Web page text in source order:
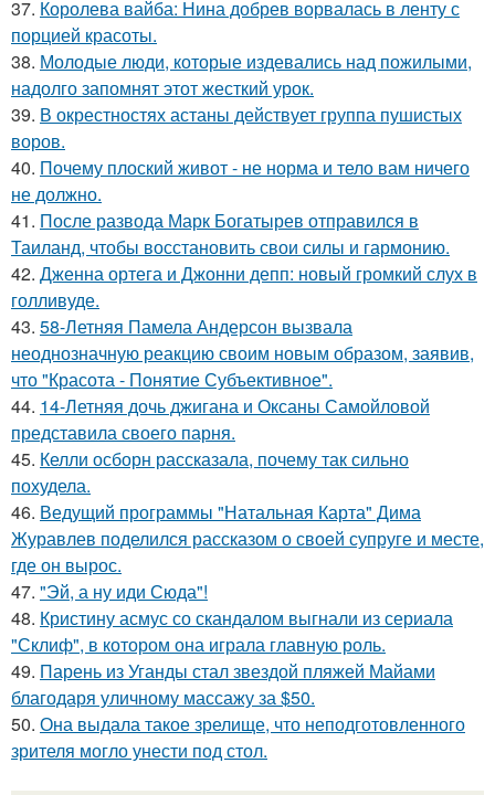
37. Королева вайба: Нина добрев ворвалась в ленту с
порцией красоты.
38. Молодые люди, которые издевались над пожилыми,
надолго запомнят этот жесткий урок.
39. В окрестностях астаны действует группа пушистых
воров.
40. Почему плоский живот - не норма и тело вам ничего
не должно.
41. После развода Марк Богатырев отправился в
Таиланд, чтобы восстановить свои силы и гармонию.
42. Дженна ортега и Джонни депп: новый громкий слух в
голливуде.
43. 58-Летняя Памела Андерсон вызвала
неоднозначную реакцию своим новым образом, заявив,
что "Красота - Понятие Субъективное".
44. 14-Летняя дочь джигана и Оксаны Самойловой
представила своего парня.
45. Келли осборн рассказала, почему так сильно
похудела.
46. Ведущий программы "Натальная Карта" Дима
Журавлев поделился рассказом о своей супруге и месте,
где он вырос.
47. "Эй, а ну иди Сюда"!
48. Кристину асмус со скандалом выгнали из сериала
"Склиф", в котором она играла главную роль.
49. Парень из Уганды стал звездой пляжей Майами
благодаря уличному массажу за $50.
50. Она выдала такое зрелище, что неподготовленного
зрителя могло унести под стол.